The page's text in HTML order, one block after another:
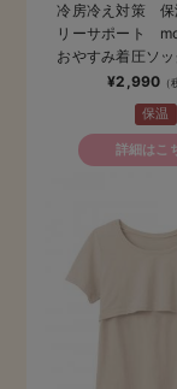
冷房冷え対策 保
リーサポート
おやすみ着圧ソ
電子 日本製
¥2,990
保温
詳細はこ